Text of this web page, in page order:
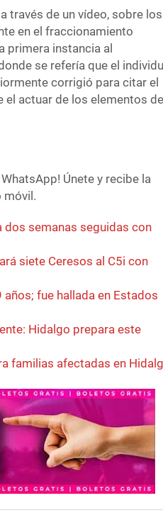
través de un vídeo, sobre los
en el fraccionamiento
primera instancia al
se refería que el
corrigió para citar el
el actuar de los elementos de
Únete y recibe la
móvil.
dos semanas seguidas con
siete Ceresos al C5i con
fue hallada en Estados
Hidalgo prepara este
familias afectadas en